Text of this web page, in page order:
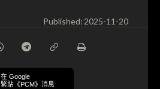
Published:2025-11-20
在 Google
緊貼《PCM》消息